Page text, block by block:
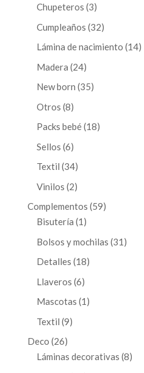
productos
Chupeteros 33
productos
Cumpleaños 3232
productos
Lámina de nacimiento 1414
Madera 2424
productos
New born 3535
Otros 88
productos
Packs bebé 1818
Sellos 66
productos
Textil 3434
productos
Vinilos 22
productos
Complementos 5959
Bisutería 1 1
producto
Bolsos y mochilas 31 31
Detalles 1818
Llaveros 66
productos
Mascotas 1 1
Textil 99
Deco 2626
productos
Láminas decorativas 88